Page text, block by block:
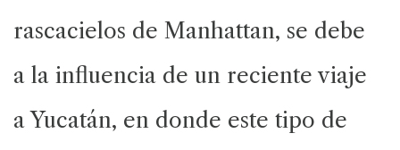
rascacielos de Manhattan, se debe
a la influencia de un reciente viaje
a Yucatán, en donde este tipo de